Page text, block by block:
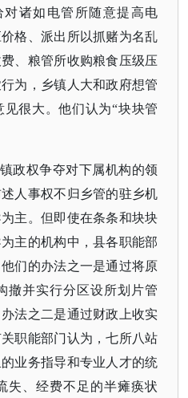
诸如电管所随意提高电
格、派出所以抓赌为名乱
、粮管所收购粮食压级压
为，乡镇人大和政府想管
很大。他们认为“块块管
政权争夺对下属机构的领
人事权不归乡管的驻乡机
主。但即使在条条和块块
主的机构中，县各职能部
们的办法之一是通过将原
撤并实行分区设所划片管
法之二是通过财政上收实
职能部门认为，七所八站
业务指导和专业人才的统
失、经费不足的半瘫痪状